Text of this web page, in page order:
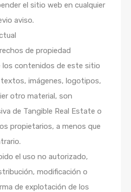
el sitio web en cualquier
aviso.
de propiedad
los contenidos de este sitio
imágenes, logotipos,
otro material, son
de Tangible Real Estate o
propietarios, a menos que
el uso no autorizado,
modificación o
de explotación de los